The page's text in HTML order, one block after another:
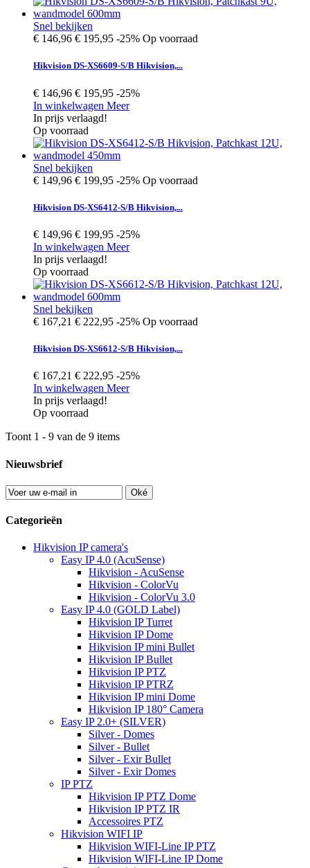
Snel bekijken
€ 146,96 € 195,95 -25% Op voorraad
Hikvision DS-XS6609-S/B Hikvision,...
€ 146,96 € 195,95 -25%
In winkelwagen Meer
In prijs verlaagd!
Op voorraad
Snel bekijken
€ 149,96 € 199,95 -25% Op voorraad
Hikvision DS-XS6412-S/B Hikvision,...
€ 149,96 € 199,95 -25%
In winkelwagen Meer
In prijs verlaagd!
Op voorraad
Snel bekijken
€ 167,21 € 222,95 -25% Op voorraad
Hikvision DS-XS6612-S/B Hikvision,...
€ 167,21 € 222,95 -25%
In winkelwagen Meer
In prijs verlaagd!
Op voorraad
Toont 1 - 9 van de 9 items
Nieuwsbrief
Oké
Categorieën
Hikvision IP camera's
Easy IP 4.0 (AcuSense)
Hikvision - AcuSense
Hikvision - ColorVu
Hikvision - ColorVu 3.0
Easy IP 4.0 (GOLD Label)
Hikvision IP Turret
Hikvision IP Dome
Hikvision IP mini Bullet
Hikvision IP Bullet
Hikvision IP PTZ
Hikvision IP PTRZ
Hikvision IP mini Dome
Hikvision IP 180° Camera
Easy IP 2.0+ (SILVER)
Silver - Domes
Silver - Bullet
Silver - Exir Bullet
Silver - Exir Domes
IP PTZ
Hikvision IP PTZ Dome
Hikvision IP PTZ IR
Accessoires PTZ
Hikvision WIFI IP
Hikvision WIFI-Line IP PTZ
Hikvision WIFI-Line IP Dome